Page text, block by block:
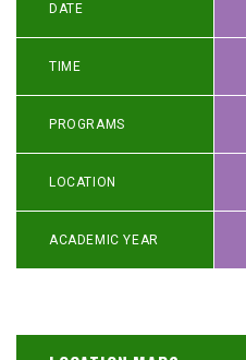
DATE
TIME
PROGRAMS
LOCATION
ACADEMIC YEAR